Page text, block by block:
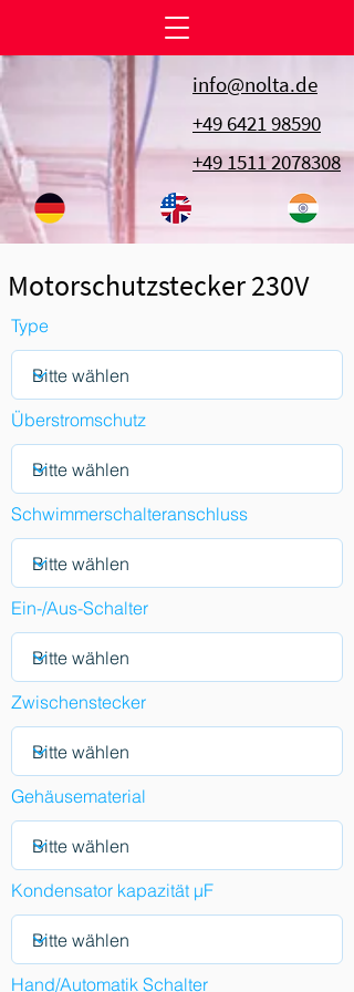
info@nolta.de
+49 6421 98590
+49 1511 2078308
Motorschutzstecker 230V
Type
Überstromschutz
Schwimmerschalteranschluss
Ein-/Aus-Schalter
Zwischenstecker
Gehäusematerial
Kondensator kapazität µF
Hand/Automatik Schalter